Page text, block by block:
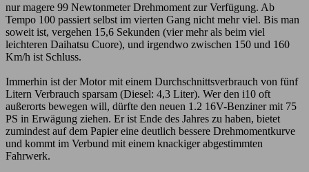
nur magere 99 Newtonmeter Drehmoment zur Verfügung. Ab
Tempo 100 passiert selbst im vierten Gang nicht mehr viel. Bis man
soweit ist, vergehen 15,6 Sekunden (vier mehr als beim viel
leichteren Daihatsu Cuore), und irgendwo zwischen 150 und 160
Km/h ist Schluss.
Immerhin ist der Motor mit einem Durchschnittsverbrauch von fünf
Litern Verbrauch sparsam (Diesel: 4,3 Liter). Wer den i10 oft
außerorts bewegen will, dürfte den neuen 1.2 16V-Benziner mit 75
PS in Erwägung ziehen. Er ist Ende des Jahres zu haben, bietet
zumindest auf dem Papier eine deutlich bessere Drehmomentkurve
und kommt im Verbund mit einem knackiger abgestimmten
Fahrwerk.